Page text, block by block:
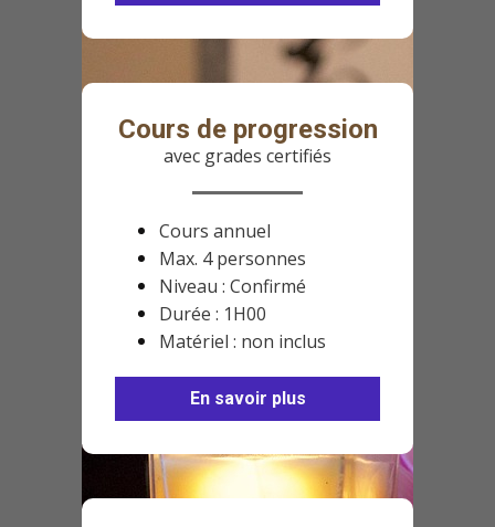
Cours de progression
avec grades certifiés
Cours annuel
Max. 4 personnes
Niveau : Confirmé
Durée : 1H00
Matériel : non inclus
En savoir plus